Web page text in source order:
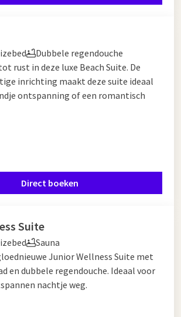
Dubbele regendouche
rust in deze luxe Beach Suite. De
inrichting maakt deze suite ideaal
ontspanning of een romantisch
Direct boeken
Suite
Sauna
Junior Wellness Suite met
en dubbele regendouche. Ideaal voor
nachtje weg.